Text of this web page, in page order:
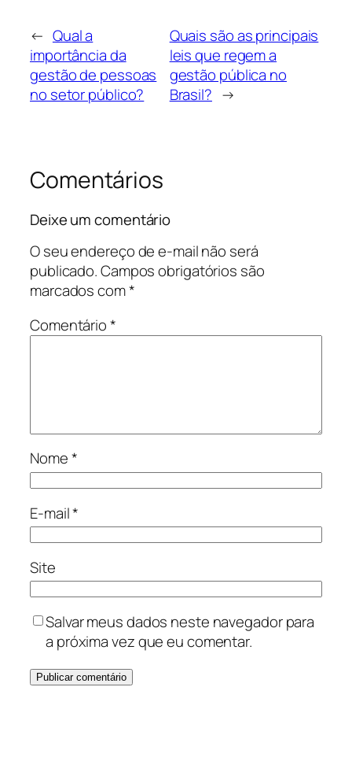
← Qual a
importância da
gestão de pessoas
no setor público?
Quais são as principais
leis que regem a
gestão pública no
Brasil? →
Comentários
Deixe um comentário
O seu endereço de e-mail não será
publicado.Campos obrigatórios são
marcados com*
Comentário*
Nome*
E-mail*
Site
Salvar meus dados neste navegador para
a próxima vez que eu comentar.